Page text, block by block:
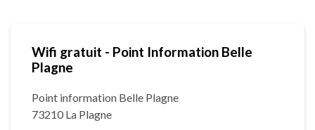
Wifi gratuit - Point Information Belle
Plagne
Point information Belle Plagne
73210 La Plagne